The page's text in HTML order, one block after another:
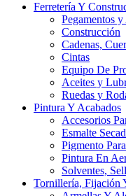
Ferretería Y
Pegamentos
Construcción
Cadenas,
Cintas
Equipo De
Aceites y
Ruedas y
Pintura Y Acabados
Accesorios
Esmalte
Pigmento
Pintura En
Solventes,
Tornillería, Fijación